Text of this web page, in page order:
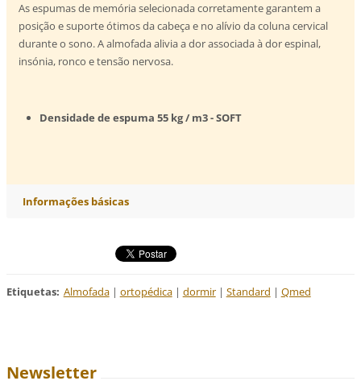
As espumas de memória selecionada corretamente garantem a
posição e suporte ótimos da cabeça e no alívio da coluna cervical
durante o sono. A almofada alivia a dor associada à dor espinal,
insónia, ronco e tensão nervosa.
Densidade de espuma 55 kg / m3 - SOFT
Informações básicas
Etiquetas: Almofada | ortopédica | dormir | Standard | Qmed
Newsletter